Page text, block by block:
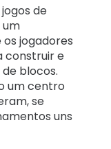
de
um
jogadores
construir e
blocos.
um centro
se
uns